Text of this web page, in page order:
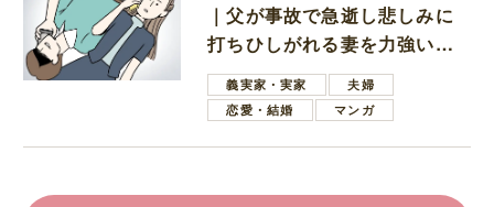
｜父が事故で急逝し悲しみに
打ちひしがれる妻を力強い言
葉で励ます夫
義実家・実家
夫婦
恋愛・結婚
マンガ